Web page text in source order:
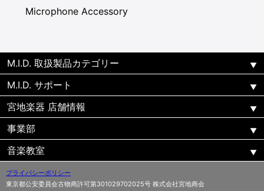
Microphone Accessory
M.I.D. 取扱製品カテゴリー
M.I.D. サポート
宮地楽器 店舗情報
事業部
音楽教室
プライバシーポリシー
東京都公安委員会古物商許可第301029702025号 株式会社宮地商会